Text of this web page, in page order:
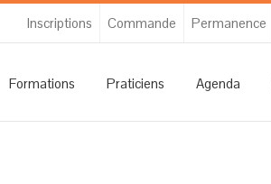
Inscriptions Commande Permanence
Formations Praticiens Agenda